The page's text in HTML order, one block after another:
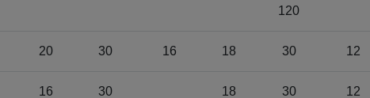
120
20 30 16 18 30 12
16 30 18 30 12